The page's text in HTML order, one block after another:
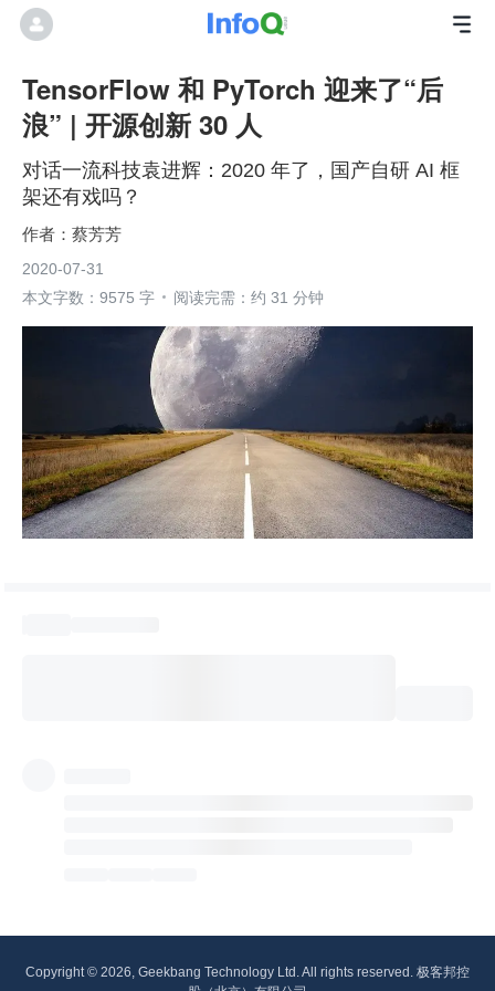
TensorFlow 和 PyTorch 迎来了“后
浪” | 开源创新 30 人
对话一流科技袁进辉：2020 年了，国产自研 AI 框
架还有戏吗？
蔡芳芳
2020-07-31
本文字数：9575 字
阅读完需：约 31 分钟
Copyright © 2026, Geekbang Technology Ltd. All rights reserved. 极客邦控